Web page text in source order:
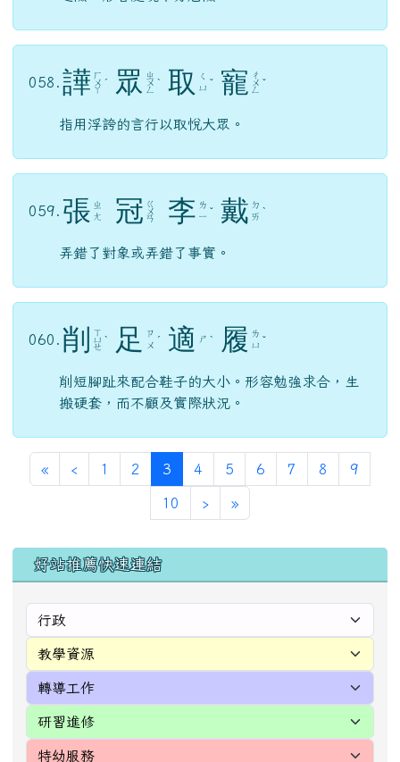
058. 譁 ㄏ
ㄨ
ㄚ
ˊ 眾 ㄓ
ㄨ
ㄥ
ˋ 取
ㄑ
ㄩ ˇ 寵 ㄔ
ㄨ
ㄥ
ˇ
指用浮誇的言行以取悅大眾。
059. 張 ㄓ
ㄤ
冠 ㄍ
ㄨ
ㄢ 李 ㄌ
ㄧ ˇ 戴 ㄉ
ㄞ ˋ
弄錯了對象或弄錯了事實。
060. 削 ㄒ
ㄩ
ㄝ
ˋ 足
ㄗ
ㄨ ˊ 適 ㄕ ˋ 履 ㄌ
ㄩ ˇ
削短腳趾來配合鞋子的大小。形容勉強求合，生
搬硬套，而不顧及實際狀況。
«第一頁
‹ 上一頁
1 2 3 (目前頁次)
4 5 6 7 8 9
10 ›下一頁
»最後頁
左邊區域內容
好站推薦快速連結